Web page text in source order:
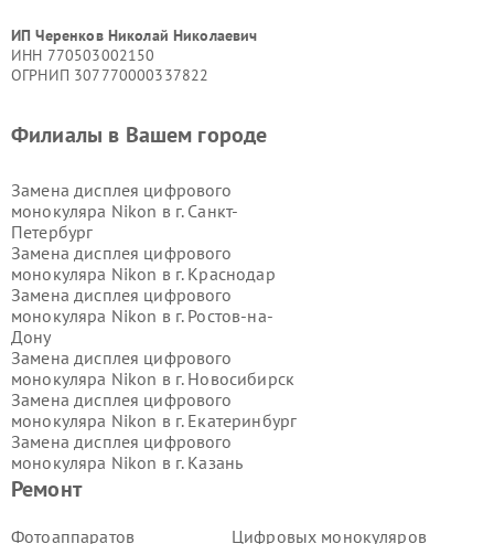
ИП Черенков Николай Николаевич
ИНН 770503002150
ОГРНИП 307770000337822
Ремонт
Фотоаппаратов Цифровых монокуляров
Филиалы в Вашем городе
Замена дисплея цифрового
монокуляра Nikon в г. Санкт-
Петербург
Замена дисплея цифрового
монокуляра Nikon в г. Краснодар
Замена дисплея цифрового
монокуляра Nikon в г. Ростов-на-
Дону
Замена дисплея цифрового
монокуляра Nikon в г. Новосибирск
Замена дисплея цифрового
монокуляра Nikon в г. Екатеринбург
Замена дисплея цифрового
монокуляра Nikon в г. Казань
Замена дисплея цифрового
Замена дисплея цифрового